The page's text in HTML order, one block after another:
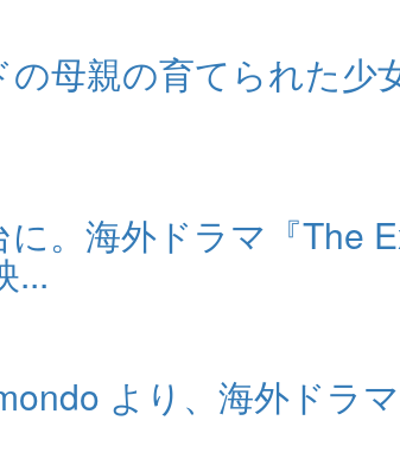
母親の育てられた少
。海外ドラマ『The
...
より、海外ドラ